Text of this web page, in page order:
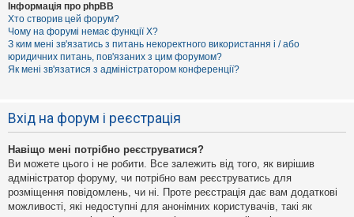
Інформація про phpBB
Хто створив цей форум?
Чому на форумі немає функції X?
З ким мені зв'язатись з питань некоректного використання і / або
юридичних питань, пов'язаних з цим форумом?
Як мені зв'язатися з адміністратором конференції?
Вхід на форум і реєстрація
Навіщо мені потрібно реєструватися?
Ви можете цього і не робити. Все залежить від того, як вирішив
адміністратор форуму, чи потрібно вам реєструватись для
розміщення повідомлень, чи ні. Проте реєстрація дає вам додаткові
можливості, які недоступні для анонімних користувачів, такі як